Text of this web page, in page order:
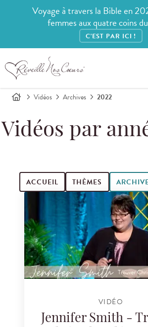
Voyage à travers la Bible en
femmes aux quatre coins
C'EST PAR ICI !
Vidéos Archives 2022
Vidéos par
ACCUEIL THÈMES
Search for videos
VIDÉO
Jennifer Smith -